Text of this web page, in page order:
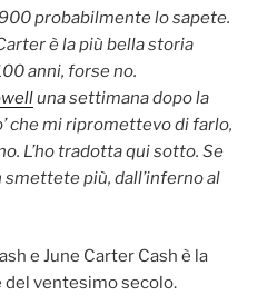
probabilmente lo sapete.
è la più bella storia
anni, forse no.
una settimana dopo la
che mi ripromettevo di farlo,
L’ho tradotta qui sotto. Se
più, dall’inferno al
e June Carter Cash è la
del ventesimo secolo.